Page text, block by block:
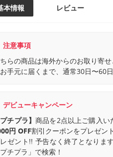
本情報 レビュー
注意事項
らの商品は海外からのお取り寄
手元に届くまで、通常30日〜60
デビューキャンペーン
プチプラ】 商品を2点以上ご購入い
円 OFF割引クーポンをプレゼン
ゼント!! 予告なく終了となりま
プチプラ」で検索！